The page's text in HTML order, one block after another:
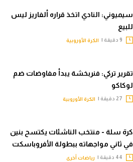
سيميوني: النادي اتخذ قراره ألفاريز ليس
للبيع
الكرة الأوروبية
تقرير تركي: فنربخشة يبدأ مفاوضات ضم
لوكاكو
الكرة الأوروبية
كرة سلة - منتخب الناشئات يكتسح بنين
في ثاني مواجهاته ببطولة الأفروباسكت
رياضات أخرى